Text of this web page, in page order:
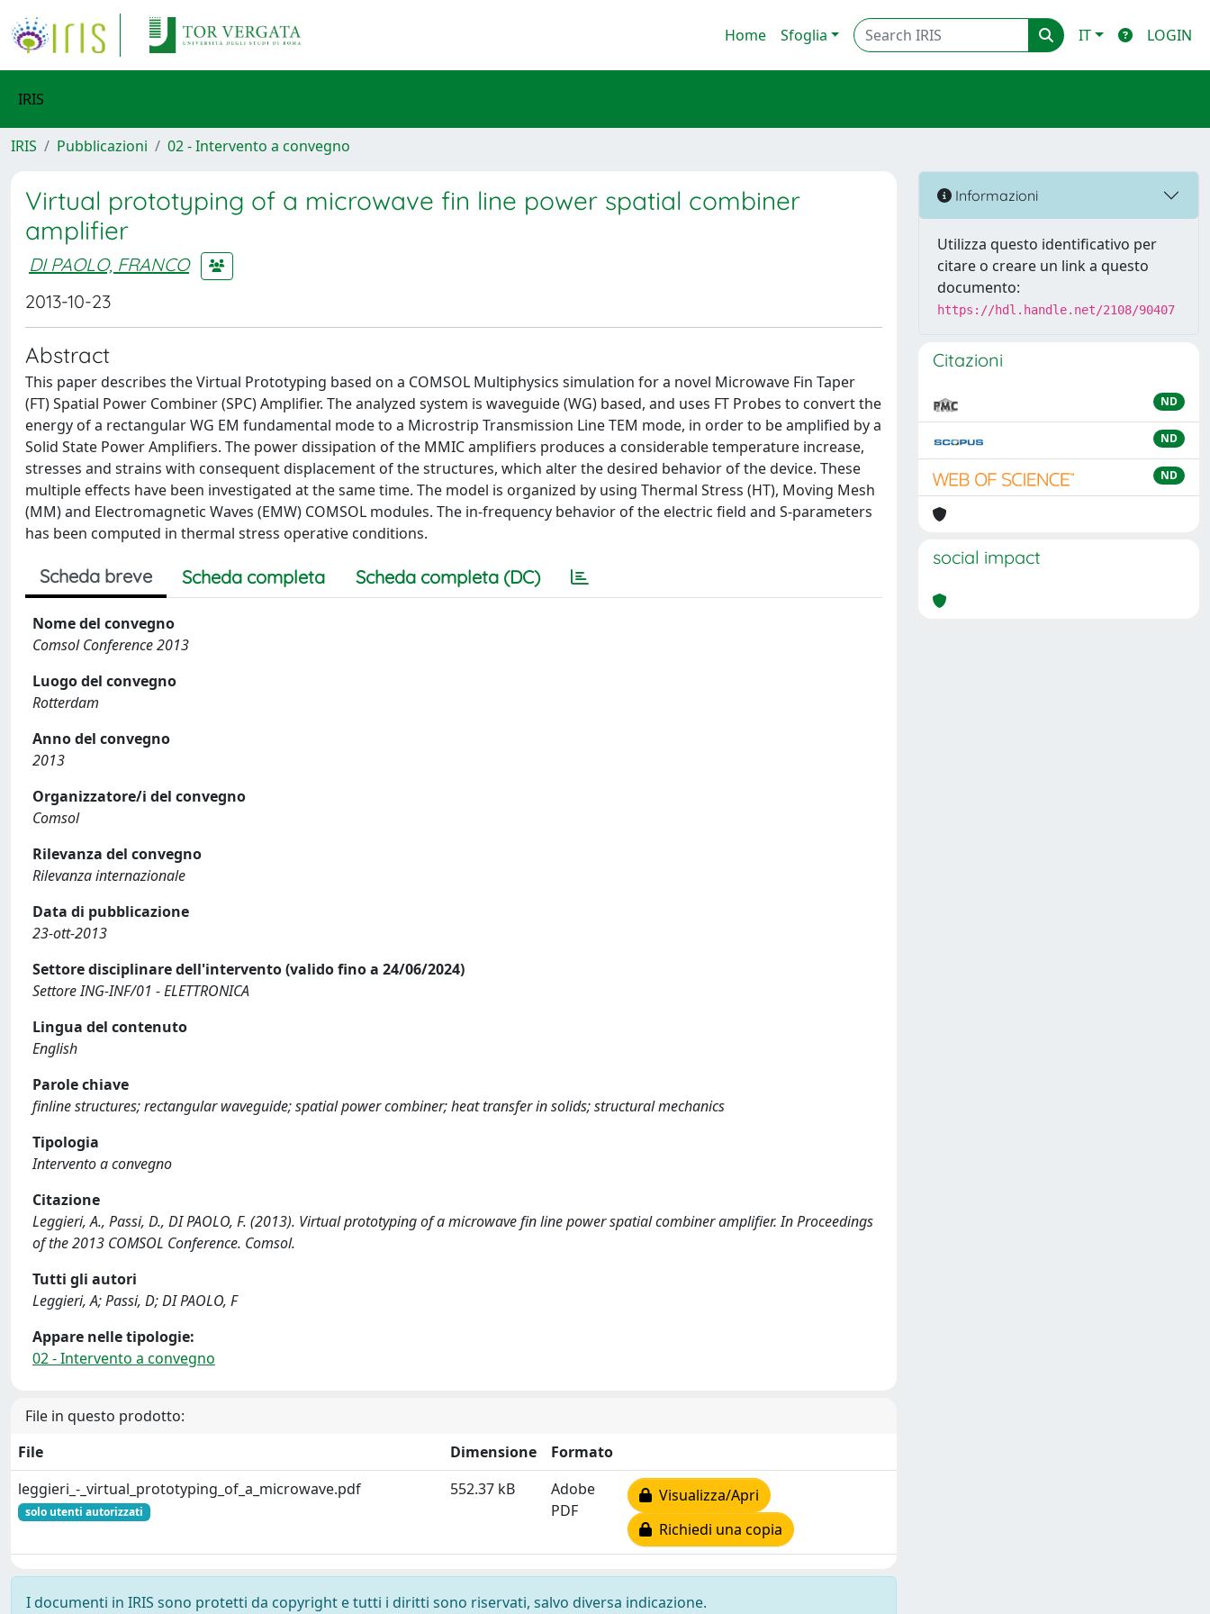
Home Sfoglia IT LOGIN
IRIS
IRIS Pubblicazioni 02 - Intervento a convegno
Virtual prototyping of a microwave fin line power spatial combiner
amplifier
DI PAOLO, FRANCO
2013-10-23
Abstract
This paper describes the Virtual Prototyping based on a COMSOL Multiphysics simulation for a novel Microwave Fin Taper
(FT) Spatial Power Combiner (SPC) Amplifier. The analyzed system is waveguide (WG) based, and uses FT Probes to convert the
energy of a rectangular WG EM fundamental mode to a Microstrip Transmission Line TEM mode, in order to be amplified by a
Solid State Power Amplifiers. The power dissipation of the MMIC amplifiers produces a considerable temperature increase,
stresses and strains with consequent displacement of the structures, which alter the desired behavior of the device. These
multiple effects have been investigated at the same time. The model is organized by using Thermal Stress (HT), Moving Mesh
(MM) and Electromagnetic Waves (EMW) COMSOL modules. The in-frequency behavior of the electric field and S-parameters
has been computed in thermal stress operative conditions.
Scheda breve Scheda completa Scheda completa (DC)
Nome del convegno
Comsol Conference 2013
Luogo del convegno
Rotterdam
Anno del convegno
2013
Organizzatore/i del convegno
Comsol
Rilevanza del convegno
Rilevanza internazionale
Data di pubblicazione
23-ott-2013
Settore disciplinare dell'intervento (valido fino a 24/06/2024)
Settore ING-INF/01 - ELETTRONICA
Lingua del contenuto
English
Parole chiave
finline structures; rectangular waveguide; spatial power combiner; heat transfer in solids; structural mechanics
Tipologia
Intervento a convegno
Citazione
Leggieri, A., Passi, D., DI PAOLO, F. (2013). Virtual prototyping of a microwave fin line power spatial combiner amplifier. In Proceedings
of the 2013 COMSOL Conference. Comsol.
Tutti gli autori
Leggieri, A; Passi, D; DI PAOLO, F
Appare nelle tipologie:
02 - Intervento a convegno
File in questo prodotto:
File
Dimensione
Formato
leggieri_-_virtual_prototyping_of_a_microwave.pdf
solo utenti autorizzati
552.37 kB
Adobe
PDF
Visualizza/Apri
Richiedi una copia
I documenti in IRIS sono protetti da copyright e tutti i diritti sono riservati, salvo diversa indicazione.
Informazioni
Utilizza questo identificativo per
citare o creare un link a questo
documento:
https://hdl.handle.net/2108/90407
Citazioni
ND
ND
ND
social impact